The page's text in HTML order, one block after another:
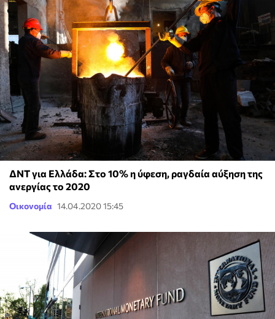
ΔΝΤ για Ελλάδα: Στο 10% η ύφεση, ραγδαία αύξηση της
ανεργίας το 2020
Οικονομία 14.04.2020 15:45